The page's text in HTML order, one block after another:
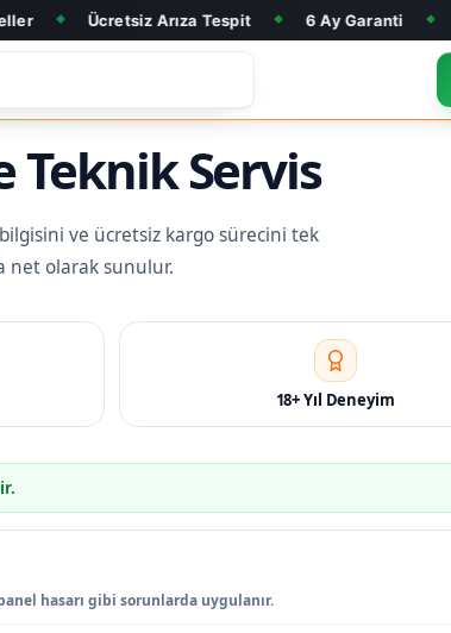
Arıza Tespit ◆ 6 Ay Garanti ◆
Teknik Servis
ve ücretsiz kargo sürecini tek
net olarak sunulur.
18+ Yıl Deneyim
hasarı gibi sorunlarda uygulanır.